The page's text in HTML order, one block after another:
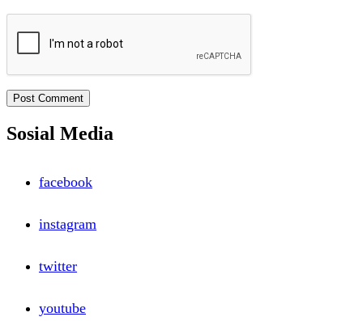
Sosial Media
facebook
instagram
twitter
youtube